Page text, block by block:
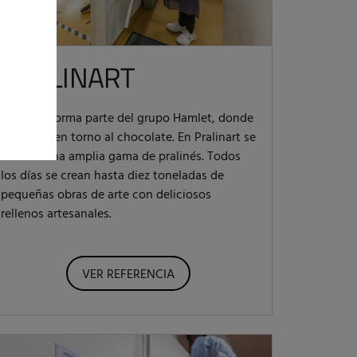
PRALINART
Pralinart forma parte del grupo Hamlet, donde
todo gira en torno al chocolate. En Pralinart se
elabora una amplia gama de pralinés. Todos
los días se crean hasta diez toneladas de
pequeñas obras de arte con deliciosos
rellenos artesanales.
VER REFERENCIA